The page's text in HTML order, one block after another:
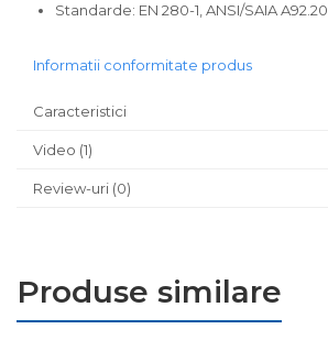
Standarde: EN 280-1, ANSI/SAIA A92.20
Informatii conformitate produs
Caracteristici
Video (1)
Review-uri (0)
Produse similare